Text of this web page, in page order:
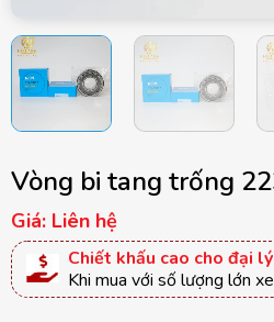
Vòng bi tang trống
Giá: Liên hệ
Chiết khấu cao cho đại lý
Khi mua với số lượng lớn